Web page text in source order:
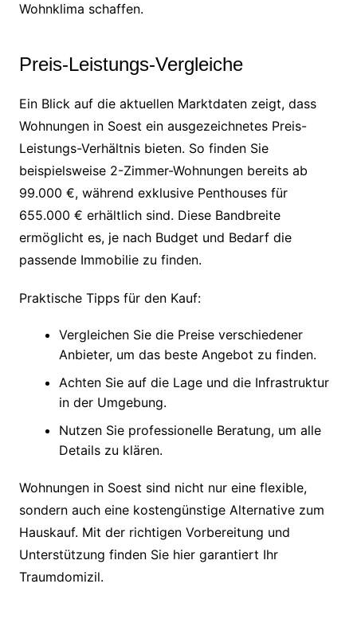
Wohnklima schaffen.
Preis-Leistungs-Vergleiche
Ein Blick auf die aktuellen Marktdaten zeigt, dass
Wohnungen in Soest ein ausgezeichnetes Preis-
Leistungs-Verhältnis bieten. So finden Sie
beispielsweise 2-Zimmer-Wohnungen bereits ab
99.000 €, während exklusive Penthouses für
655.000 € erhältlich sind. Diese Bandbreite
ermöglicht es, je nach Budget und Bedarf die
passende Immobilie zu finden.
Praktische Tipps für den Kauf:
Vergleichen Sie die Preise verschiedener
Anbieter, um das beste Angebot zu finden.
Achten Sie auf die Lage und die Infrastruktur
in der Umgebung.
Nutzen Sie professionelle Beratung, um alle
Details zu klären.
Wohnungen in Soest sind nicht nur eine flexible,
sondern auch eine kostengünstige Alternative zum
Hauskauf. Mit der richtigen Vorbereitung und
Unterstützung finden Sie hier garantiert Ihr
Traumdomizil.